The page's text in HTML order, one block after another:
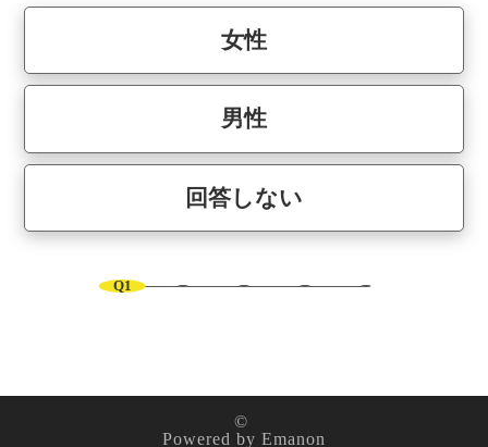
女性
男性
回答しない
Q1
©
Powered by Emanon